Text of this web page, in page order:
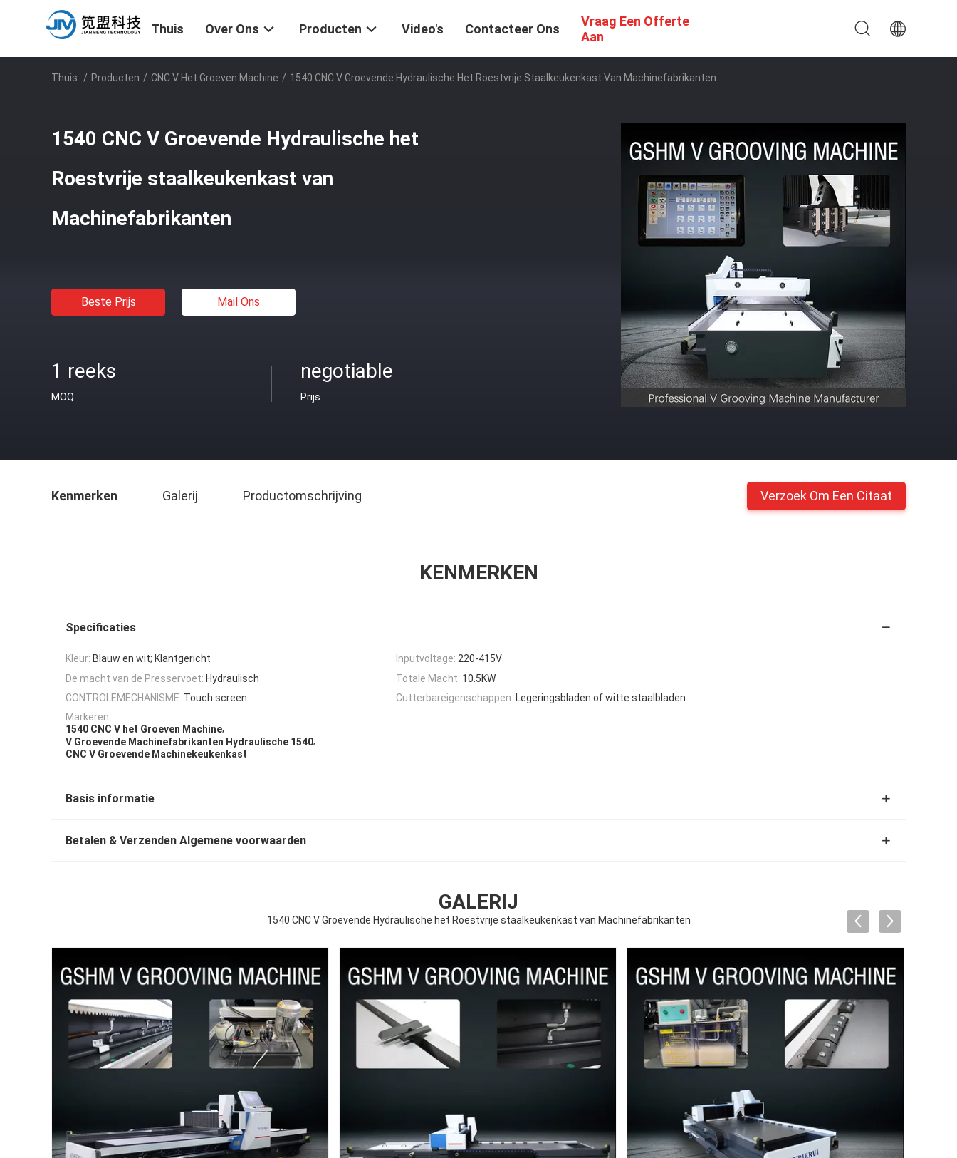
Thuis Over Ons Producten Video's Contacteer Ons
Vraag Een Offerte
Aan
Thuis / Producten / CNC V Het Groeven Machine / 1540 CNC V Groevende Hydraulische Het Roestvrije Staalkeukenkast Van Machinefabrikanten
1540 CNC V Groevende Hydraulische het
Roestvrije staalkeukenkast van
Machinefabrikanten
Beste Prijs Mail Ons
1 reeks
MOQ
negotiable
Prijs
Kenmerken Galerij Productomschrijving Verzoek Om Een Citaat
KENMERKEN
Specificaties
Kleur: Blauw en wit; Klantgericht Inputvoltage: 220-415V
De macht van de Presservoet: Hydraulisch Totale Macht: 10.5KW
CONTROLEMECHANISME: Touch screen Cutterbareigenschappen: Legeringsbladen of witte staalbladen
Markeren:
1540 CNC V het Groeven Machine,
V Groevende Machinefabrikanten Hydraulische 1540,
CNC V Groevende Machinekeukenkast
Basis informatie
Betalen & Verzenden Algemene voorwaarden
GALERIJ
1540 CNC V Groevende Hydraulische het Roestvrije staalkeukenkast van Machinefabrikanten